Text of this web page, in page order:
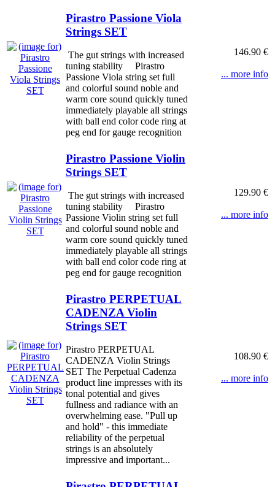
Pirastro Passione Viola
Strings SET
The gut strings with increased
tuning stability Pirastro
Passione Viola string set full
and colorful sound noble and
warm core sound quickly tuned
immediately playable all strings
with ball end color code ring at
peg end for gauge recognition
146.90 €
... more info
Pirastro Passione Violin
Strings SET
The gut strings with increased
tuning stability Pirastro
Passione Violin string set full
and colorful sound noble and
warm core sound quickly tuned
immediately playable all strings
with ball end color code ring at
peg end for gauge recognition
129.90 €
... more info
Pirastro PERPETUAL
CADENZA Violin
Strings SET
Pirastro PERPETUAL
CADENZA Violin Strings
SET The Perpetual Cadenza
product line impresses with its
tonal potential and gives
fullness and radiance with an
overwhelming ease. "Pull up
and hold" - this immediate
reliability of the perpetual
strings is an absolutely
impressive and important...
108.90 €
... more info